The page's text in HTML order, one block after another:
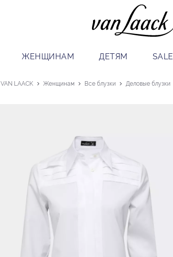
ЖЕНЩИНАМ ДЕТЯМ SALE
VAN LAACK Женщинам Все блузки Деловые блузки